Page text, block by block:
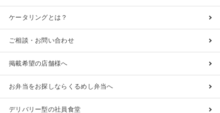
ケータリングとは？
ご相談・お問い合わせ
掲載希望の店舗様へ
お弁当をお探しならくるめし弁当へ
デリバリー型の社員食堂